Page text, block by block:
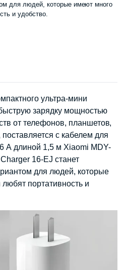
для людей, которые имеют много
и удобство.
ультра-мини
зарядку мощностью
от телефонов, планшетов,
с кабелем для
А длиной 1,5 м Xiaomi MDY-
16-EJ станет
для людей, которые
портативность и